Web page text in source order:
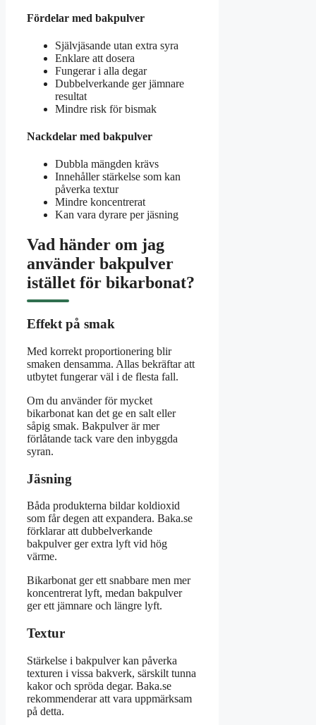
Fördelar med bakpulver
Självjäsande utan extra syra
Enklare att dosera
Fungerar i alla degar
Dubbelverkande ger jämnare
resultat
Mindre risk för bismak
Nackdelar med bakpulver
Dubbla mängden krävs
Innehåller stärkelse som kan
påverka textur
Mindre koncentrerat
Kan vara dyrare per jäsning
Vad händer om jag
använder bakpulver
istället för bikarbonat?
Effekt på smak
Med korrekt proportionering blir
smaken densamma. Allas bekräftar att
utbytet fungerar väl i de flesta fall.
Om du använder för mycket
bikarbonat kan det ge en salt eller
såpig smak. Bakpulver är mer
förlåtande tack vare den inbyggda
syran.
Jäsning
Båda produkterna bildar koldioxid
som får degen att expandera. Baka.se
förklarar att dubbelverkande
bakpulver ger extra lyft vid hög
värme.
Bikarbonat ger ett snabbare men mer
koncentrerat lyft, medan bakpulver
ger ett jämnare och längre lyft.
Textur
Stärkelse i bakpulver kan påverka
texturen i vissa bakverk, särskilt tunna
kakor och spröda degar. Baka.se
rekommenderar att vara uppmärksam
på detta.